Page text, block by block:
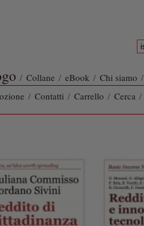
/ Collane / eBook / Chi siamo /
/ Contatti / Carrello / Cerca /